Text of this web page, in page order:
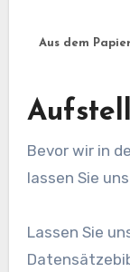
Aus dem Papier
Bevor wir in den Code eintauchen können,
lassen Sie
Lassen Sie